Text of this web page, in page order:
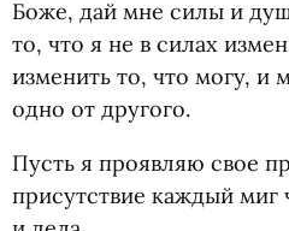
Боже, дай мне силы и
то, что я не в силах
изменить то, что могу, и
одно от другого.
Пусть я проявляю свое
присутствие каждый миг